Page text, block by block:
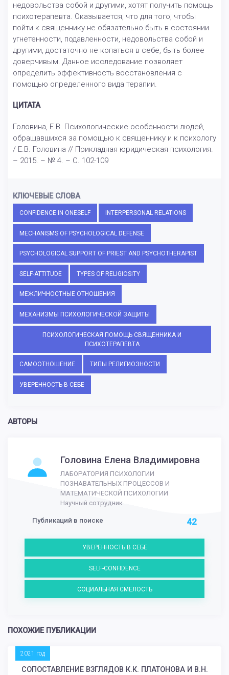
недовольства собой и другими, хотят получить помощь
психотерапевта. Оказывается, что для того, чтобы
пойти к священнику не обязательно быть в состоянии
угнетенности, подавленности, недовольства собой и
другими, достаточно не копаться в себе, быть более
доверчивым. Данное исследование позволяет
определить эффективность восстановления с
помощью определенного вида терапии.
ЦИТАТА
Головина, Е.В. Психологические особенности людей,
обращавшихся за помощью к священнику и к психологу
/ Е.В. Головина // Прикладная юридическая психология.
– 2015. – № 4. – С. 102-109
КЛЮЧЕВЫЕ СЛОВА
CONFIDENCE IN ONESELF INTERPERSONAL RELATIONS
MECHANISMS OF PSYCHOLOGICAL DEFENSE
PSYCHOLOGICAL SUPPORT OF PRIEST AND PSYCHOTHERAPIST
SELF-ATTITUDE TYPES OF RELIGIOSITY
МЕЖЛИЧНОСТНЫЕ ОТНОШЕНИЯ
МЕХАНИЗМЫ ПСИХОЛОГИЧЕСКОЙ ЗАЩИТЫ
ПСИХОЛОГИЧЕСКАЯ ПОМОЩЬ СВЯЩЕННИКА И
ПСИХОТЕРАПЕВТА
САМООТНОШЕНИЕ ТИПЫ РЕЛИГИОЗНОСТИ
УВЕРЕННОСТЬ В СЕБЕ
АВТОРЫ
Головина Елена Владимировна
ЛАБОРАТОРИЯ ПСИХОЛОГИИ
ПОЗНАВАТЕЛЬНЫХ ПРОЦЕССОВ И
МАТЕМАТИЧЕСКОЙ ПСИХОЛОГИИ
Научный сотрудник
Публикаций в поиске 42
УВЕРЕННОСТЬ В СЕБЕ
SELF-CONFIDENCE
СОЦИАЛЬНАЯ СМЕЛОСТЬ
ПОХОЖИЕ ПУБЛИКАЦИИ
2021 год
СОПОСТАВЛЕНИЕ ВЗГЛЯДОВ К.К. ПЛАТОНОВА И В.Н.